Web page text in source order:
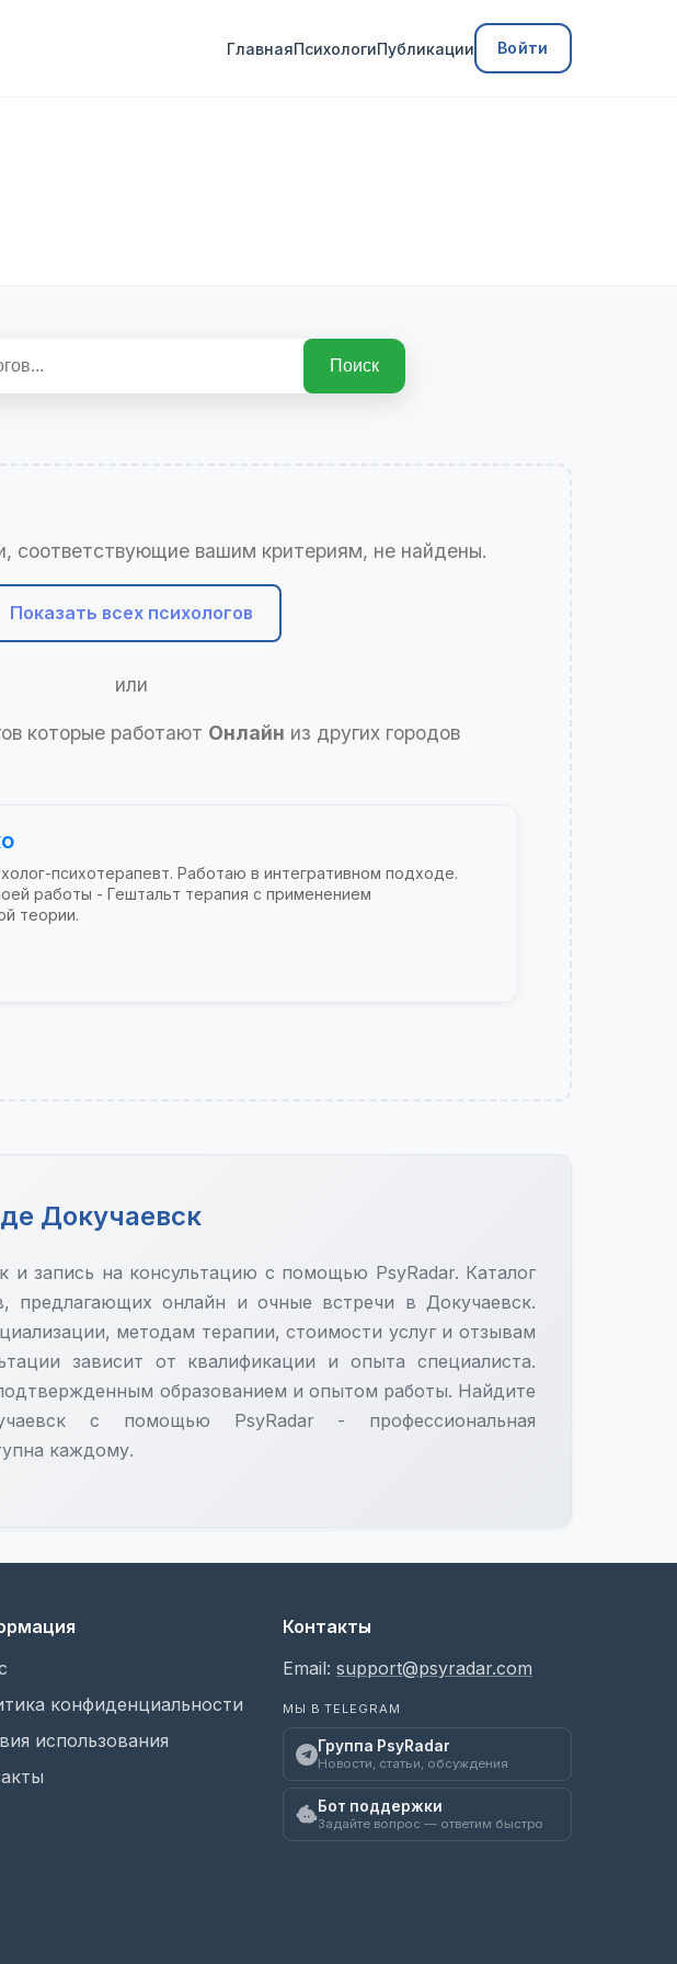
ГлавнаяПсихологиПубликации Войти
Поиск
соответствующие вашим критериям, не найдены.
Показать всех психологов
или
которые работают Онлайн из других городов
психотерапевт. Работаю в интегративном подходе.
работы - Гештальт терапия с применением
теории.
Докучаевск
и запись на консультацию с помощью PsyRadar. Каталог
предлагающих онлайн и очные встречи в Докучаевск.
методам терапии, стоимости услуг и отзывам
зависит от квалификации и опыта специалиста.
образованием и опытом работы. Найдите
с помощью PsyRadar - профессиональная
каждому.
конфиденциальности
использования
Контакты
Email: support@psyradar.com
МЫ В TELEGRAM
Группа PsyRadar
Новости, статьи, обсуждения
Бот поддержки
Задайте вопрос — ответим быстро